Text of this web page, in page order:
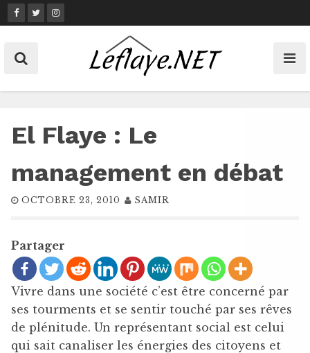
Skip
to
El Flaye : Le
management en débat
OCTOBRE 23, 2010 SAMIR
Partager
Vivre dans une société c’est être concerné par
ses tourments et se sentir touché par ses rêves
de plénitude. Un représentant social est celui
qui sait canaliser les énergies des citoyens et